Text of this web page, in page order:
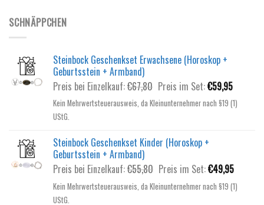
SCHNÄPPCHEN
Steinbock Geschenkset Erwachsene (Horoskop +
Geburtsstein + Armband)
Preis bei Einzelkauf:€67,80 Ursprünglicher
Preis
war:
Preis im Set:€59,95
Preis
ist:
Kein Mehrwertsteuerausweis, da Kleinunternehmer nach §19 (1)
UStG.
Steinbock Geschenkset Kinder (Horoskop +
Geburtsstein + Armband)
Preis bei Einzelkauf:€55,80 Ursprünglicher
Preis
war:
Preis im Set:€49,95
Preis
ist:
Kein Mehrwertsteuerausweis, da Kleinunternehmer nach §19 (1)
UStG.